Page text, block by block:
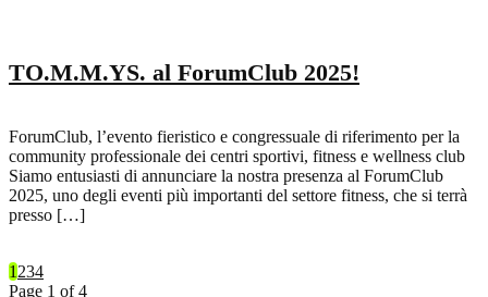
TO.M.M.YS. al ForumClub 2025!
ForumClub, l’evento fieristico e congressuale di riferimento per la
community professionale dei centri sportivi, fitness e wellness club
Siamo entusiasti di annunciare la nostra presenza al ForumClub
2025, uno degli eventi più importanti del settore fitness, che si terrà
presso […]
1234
Page 1 of 4